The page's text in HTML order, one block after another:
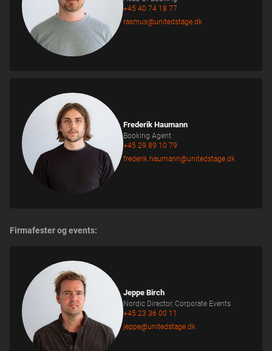
+45 40 74 18 77
rasmus@unitedstage.dk
Frederik Haumann
Booking Agent
+45 29 89 10 79
frederik.haumann@unitedstage.dk
Firmafester og events:
Jeppe Birch
Nordic Director, Corporate Events
+45 23 36 00 11
jeppe@unitedstage.dk